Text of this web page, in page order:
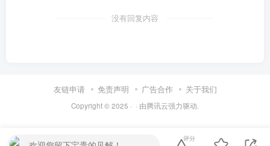
没有回复内容
友链申请 免责声明 广告合作 关于我们
Copyright © 2025 · · 由腾讯云强力驱动.
评分